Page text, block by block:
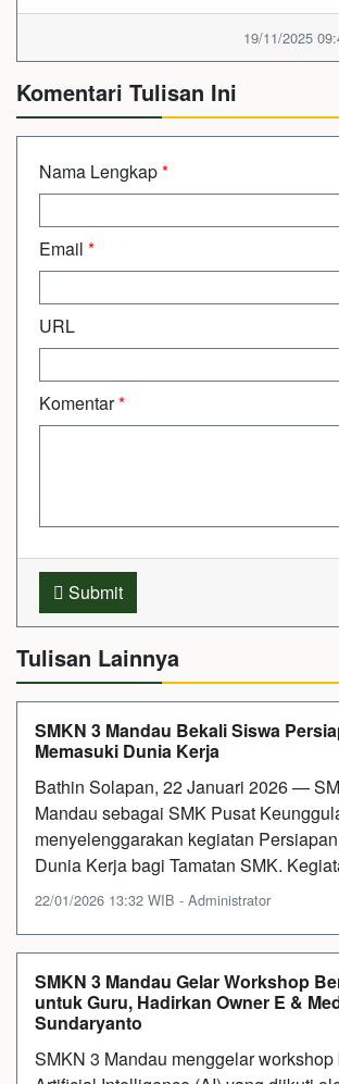
19/11/2025
Komentari Tulisan Ini
Nama Lengkap*
Email *
URL
Komentar*
Submit
Tulisan Lainnya
SMKN 3 Mandau Bekali Siswa
Memasuki Dunia Kerja
Bathin Solapan, 22 Januari 2026 —
Mandau sebagai SMK Pusat
menyelenggarakan kegiatan
Dunia Kerja bagi Tamatan SMK.
22/01/2026 13:32 WIB - Administrator
SMKN 3 Mandau Gelar Workshop
untuk Guru, Hadirkan Owner E &
Sundaryanto
SMKN 3 Mandau menggelar